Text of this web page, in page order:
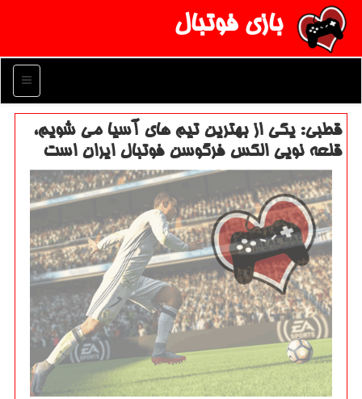
بازی فوتبال
منو
قطبی: یكی از بهترین تیم های آسیا می شویم،
قلعه نویی الكس فرگوسن فوتبال ایران است